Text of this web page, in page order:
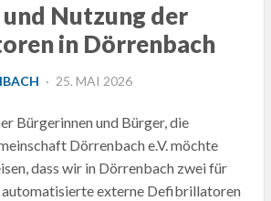
Nutzung der
in Dörrenbach
POSTED
25. MAI 2026
Bürgerinnen und Bürger, die
Dörrenbach e.V. möchte
dass wir in Dörrenbach zwei für
automatisierte externe Defibrillatoren